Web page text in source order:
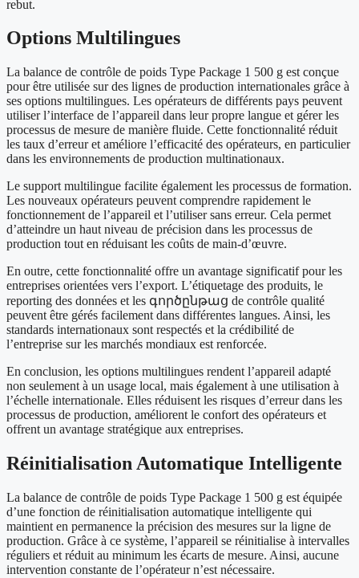
rebut.
Options Multilingues
La balance de contrôle de poids Type Package 1 500 g est conçue
pour être utilisée sur des lignes de production internationales grâce à
ses options multilingues. Les opérateurs de différents pays peuvent
utiliser l’interface de l’appareil dans leur propre langue et gérer les
processus de mesure de manière fluide. Cette fonctionnalité réduit
les taux d’erreur et améliore l’efficacité des opérateurs, en particulier
dans les environnements de production multinationaux.
Le support multilingue facilite également les processus de formation.
Les nouveaux opérateurs peuvent comprendre rapidement le
fonctionnement de l’appareil et l’utiliser sans erreur. Cela permet
d’atteindre un haut niveau de précision dans les processus de
production tout en réduisant les coûts de main-d’œuvre.
En outre, cette fonctionnalité offre un avantage significatif pour les
entreprises orientées vers l’export. L’étiquetage des produits, le
reporting des données et les գործընթաց de contrôle qualité
peuvent être gérés facilement dans différentes langues. Ainsi, les
standards internationaux sont respectés et la crédibilité de
l’entreprise sur les marchés mondiaux est renforcée.
En conclusion, les options multilingues rendent l’appareil adapté
non seulement à un usage local, mais également à une utilisation à
l’échelle internationale. Elles réduisent les risques d’erreur dans les
processus de production, améliorent le confort des opérateurs et
offrent un avantage stratégique aux entreprises.
Réinitialisation Automatique Intelligente
La balance de contrôle de poids Type Package 1 500 g est équipée
d’une fonction de réinitialisation automatique intelligente qui
maintient en permanence la précision des mesures sur la ligne de
production. Grâce à ce système, l’appareil se réinitialise à intervalles
réguliers et réduit au minimum les écarts de mesure. Ainsi, aucune
intervention constante de l’opérateur n’est nécessaire.